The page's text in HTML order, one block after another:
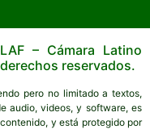
– Cámara Latino
reservados.
pero no limitado a textos,
audio, videos, y software, es
y está protegido por